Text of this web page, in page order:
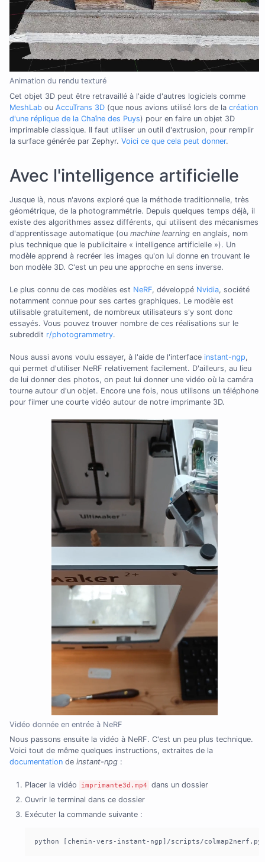
Animation du rendu texturé
Cet objet 3D peut être retravaillé à l'aide d'autres logiciels comme
MeshLab ou AccuTrans 3D (que nous avions utilisé lors de la création
d'une réplique de la Chaîne des Puys) pour en faire un objet 3D
imprimable classique. Il faut utiliser un outil d'extrusion, pour remplir
la surface générée par Zephyr. Voici ce que cela peut donner.
Avec l'intelligence artificielle
Jusque là, nous n'avons exploré que la méthode traditionnelle, très
géométrique, de la photogrammétrie. Depuis quelques temps déjà, il
existe des algorithmes assez différents, qui utilisent des mécanismes
d'apprentissage automatique (ou machine learning en anglais, nom
plus technique que le publicitaire « intelligence artificielle »). Un
modèle apprend à recréer les images qu'on lui donne en trouvant le
bon modèle 3D. C'est un peu une approche en sens inverse.
Le plus connu de ces modèles est NeRF, développé Nvidia, société
notamment connue pour ses cartes graphiques. Le modèle est
utilisable gratuitement, de nombreux utilisateurs s'y sont donc
essayés. Vous pouvez trouver nombre de ces réalisations sur le
subreddit r/photogrammetry.
Nous aussi avons voulu essayer, à l'aide de l'interface instant-ngp,
qui permet d'utiliser NeRF relativement facilement. D'ailleurs, au lieu
de lui donner des photos, on peut lui donner une vidéo où la caméra
tourne autour d'un objet. Encore une fois, nous utilisons un téléphone
pour filmer une courte vidéo autour de notre imprimante 3D.
Vidéo donnée en entrée à NeRF
Nous passons ensuite la vidéo à NeRF. C'est un peu plus technique.
Voici tout de même quelques instructions, extraites de la
documentation de instant-npg :
Placer la vidéo imprimante3d.mp4
dans un dossier
Ouvrir le terminal dans ce dossier
Exécuter la commande suivante :
python [chemin-vers-instant-ngp]/scripts/